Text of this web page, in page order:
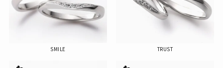
SMILE TRUST